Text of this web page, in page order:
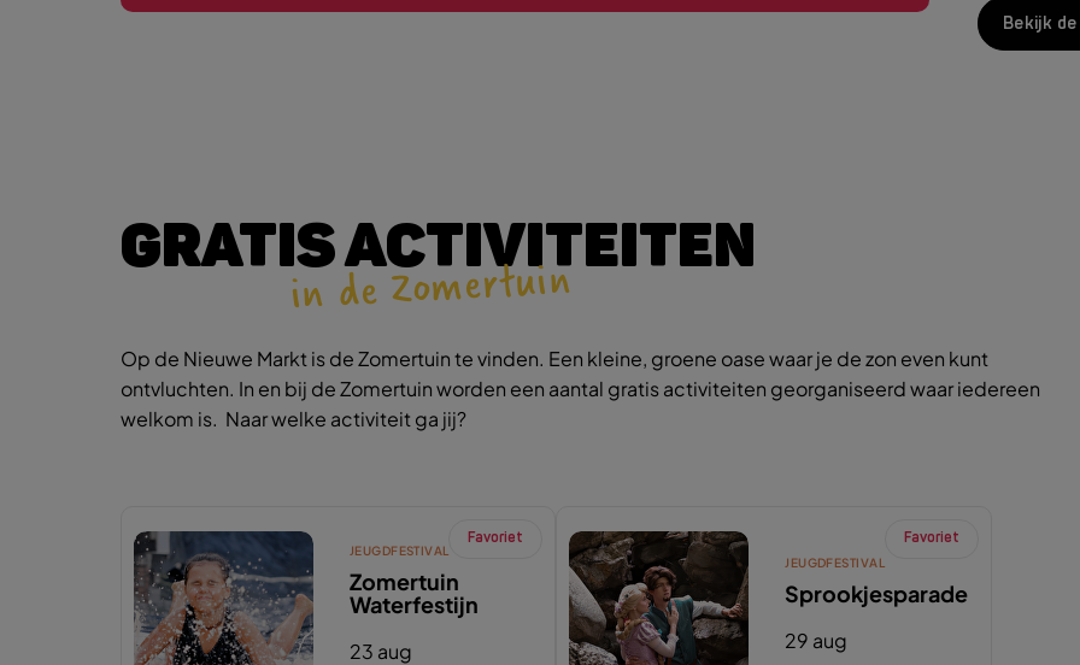
Bekijk
GRATIS ACTIVITEITEN
in de Zomertuin
Op de Nieuwe Markt is de Zomertuin te vinden. Een kleine, groene oase waar je de zon even kunt
ontvluchten. In en bij de Zomertuin worden een aantal gratis activiteiten georganiseerd waar iedereen
welkom is. Naar welke activiteit ga jij?
Favoriet
JEUGDFESTIVAL
Zomertuin
Waterfestijn
23 aug
Favoriet
JEUGDFESTIVAL
Sprookjesparade
29 aug